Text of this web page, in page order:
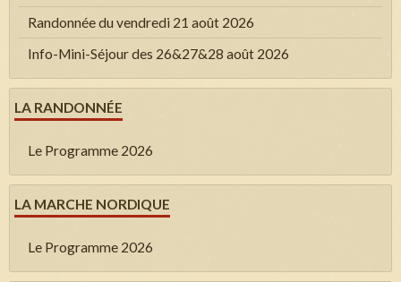
Randonnée du vendredi 21 août 2026
Info-Mini-Séjour des 26&27&28 août 2026
LA RANDONNÉE
Le Programme 2026
LA MARCHE NORDIQUE
Le Programme 2026